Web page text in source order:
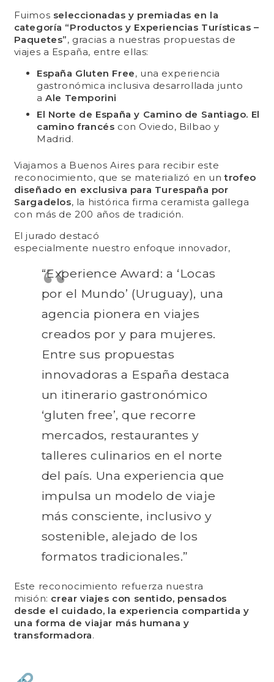
Fuimos seleccionadas y premiadas en la
categoría “Productos y Experiencias Turísticas –
Paquetes”, gracias a nuestras propuestas de
viajes a España, entre ellas:
España Gluten Free, una experiencia
gastronómica inclusiva desarrollada junto
a Ale Temporini
El Norte de España y Camino de Santiago. El
camino francés con Oviedo, Bilbao y
Madrid.
Viajamos a Buenos Aires para recibir este
reconocimiento, que se materializó en un trofeo
diseñado en exclusiva para Turespaña por
Sargadelos, la histórica firma ceramista gallega
con más de 200 años de tradición.
El jurado destacó
especialmente nuestro enfoque innovador,
“Experience Award: a ‘Locas
por el Mundo’ (Uruguay), una
agencia pionera en viajes
creados por y para mujeres.
Entre sus propuestas
innovadoras a España destaca
un itinerario gastronómico
‘gluten free’, que recorre
mercados, restaurantes y
talleres culinarios en el norte
del país. Una experiencia que
impulsa un modelo de viaje
más consciente, inclusivo y
sostenible, alejado de los
formatos tradicionales.”
Este reconocimiento refuerza nuestra
misión: crear viajes con sentido, pensados
desde el cuidado, la experiencia compartida y
una forma de viajar más humana y
transformadora.